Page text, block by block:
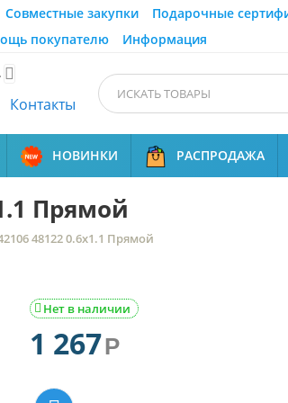
Совместные закупки Подарочные
покупателю Информация

Контакты
НОВИНКИ РАСПРОДАЖА
Прямой
48122 0.6x1.1 Прямой
Нет в наличии

1 267Р